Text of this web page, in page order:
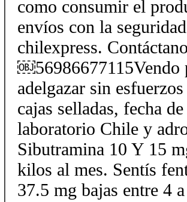
como consumir el
envíos con la
chilexpress.
￼56986677115Vendo
adelgazar sin
cajas selladas, fecha
laboratorio Chile y
Sibutramina 10 Y 15
kilos al mes. Sentís
37.5 mg bajas entre 4